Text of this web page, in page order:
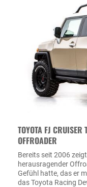
TOYOTA FJ CRUISER
OFFROADER
Bereits seit 2006
herausragender
Gefühl hatte, das er
das Toyota Racing